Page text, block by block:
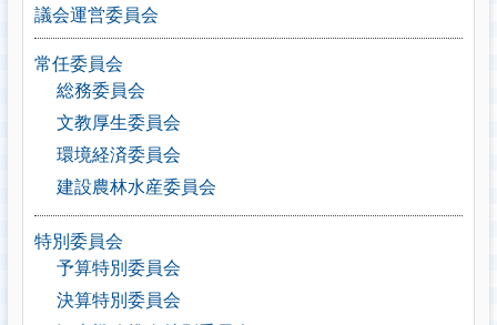
議会運営委員会
常任委員会
総務委員会
文教厚生委員会
環境経済委員会
建設農林水産委員会
特別委員会
予算特別委員会
決算特別委員会